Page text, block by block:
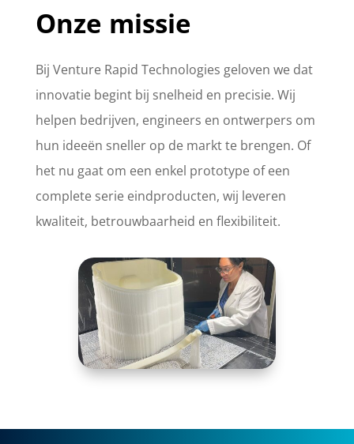
Onze missie
Bij Venture Rapid Technologies geloven we dat
innovatie begint bij snelheid en precisie. Wij
helpen bedrijven, engineers en ontwerpers om
hun ideeën sneller op de markt te brengen. Of
het nu gaat om een enkel prototype of een
complete serie eindproducten, wij leveren
kwaliteit, betrouwbaarheid en flexibiliteit.